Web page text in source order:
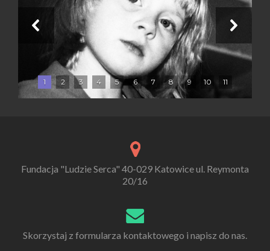
1 2 3 4 5 6 7 8 9 10 11
Fundacja "Ludzie Serca" 40-029 Katowice ul. Reymonta
20/16
Skorzystaj z formularza kontaktowego i napisz do nas.